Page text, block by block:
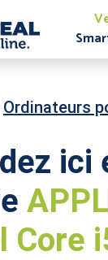
Ordinateurs
ici
Core